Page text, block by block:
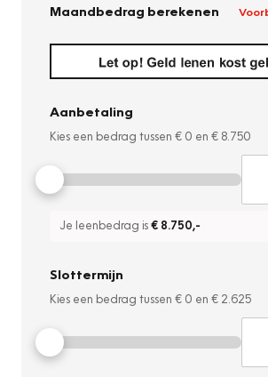
Maandbedrag berekenen
Aanbetaling
Kies een bedrag tussen € 0 en € 8.750
Je leenbedrag is€ 8.750,-
Slottermijn
Kies een bedrag tussen € 0 en € 2.625